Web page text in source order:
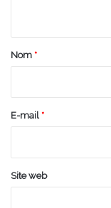
a
e
Nom *
E-mail *
Site web